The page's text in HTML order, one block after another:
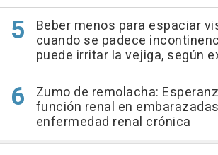
Beber menos para espaciar
cuando se padece
puede irritar la vejiga, según
Zumo de remolacha:
función renal en
enfermedad renal crónica